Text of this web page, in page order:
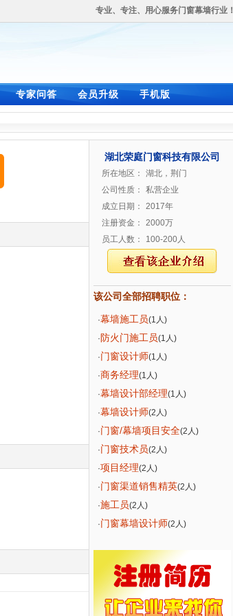
专业、专注、用心服务门窗幕墙行业！
专家问答 会员升级 手机版
湖北荣庭门窗科技有限公司
所在地区：
湖北，荆门
公司性质：
私营企业
成立日期：
2017年
注册资金：
2000万
员工人数：
100-200人
该公司全部招聘职位：
·幕墙施工员(1人)
·防火门施工员(1人)
·门窗设计师(1人)
·商务经理(1人)
·幕墙设计部经理(1人)
·幕墙设计师(2人)
·门窗/幕墙项目安全(2人)
·门窗技术员(2人)
·项目经理(2人)
·门窗渠道销售精英(2人)
·施工员(2人)
·门窗幕墙设计师(2人)